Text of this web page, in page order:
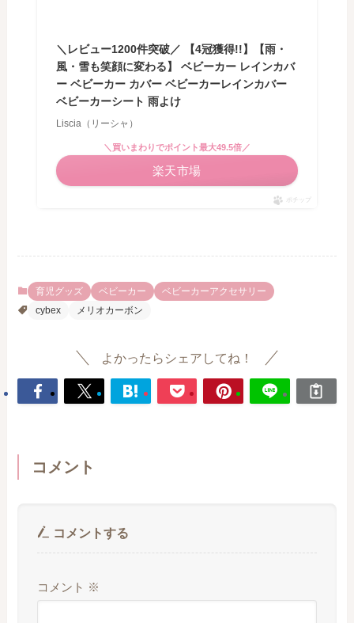
＼レビュー1200件突破／ 【4冠獲得!!】【雨・
風・雪も笑顔に変わる】 ベビーカー レインカバ
ー ベビーカー カバー ベビーカーレインカバー
ベビーカーシート 雨よけ
Liscia（リーシャ）
＼買いまわりでポイント最大49.5倍／
楽天市場
ポチップ
育児グッズ ベビーカー
ベビーカーアクセサリー
cybex
メリオカーボン
よかったらシェアしてね！
コメント
コメントする
コメント ※